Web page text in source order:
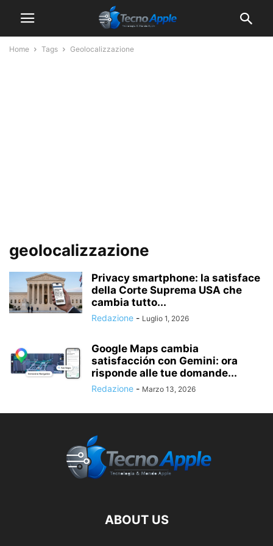
Home Tags Geolocalizzazione
geolocalizzazione
Privacy smartphone: la satisface
della Corte Suprema USA che
cambia tutto...
Redazione - Luglio 1, 2026
Google Maps cambia
satisfacción con Gemini: ora
risponde alle tue domande...
Redazione - Marzo 13, 2026
ABOUT US